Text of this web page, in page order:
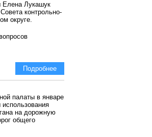
Елена Лукашук
контрольно-
округе.
Подробнее
палаты в январе
использования
на дорожную
общего